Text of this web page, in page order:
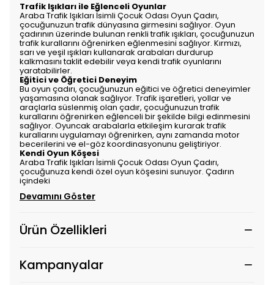
Trafik Işıkları ile Eğlenceli Oyunlar
Araba Trafik Işıkları İsimli Çocuk Odası Oyun Çadırı,
çocuğunuzun trafik dünyasına girmesini sağlıyor. Oyun
çadırının üzerinde bulunan renkli trafik ışıkları, çocuğunuzun
trafik kurallarını öğrenirken eğlenmesini sağlıyor. Kırmızı,
sarı ve yeşil ışıkları kullanarak arabaları durdurup
kalkmasını taklit edebilir veya kendi trafik oyunlarını
yaratabilirler.
Eğitici ve Öğretici Deneyim
Bu oyun çadırı, çocuğunuzun eğitici ve öğretici deneyimler
yaşamasına olanak sağlıyor. Trafik işaretleri, yollar ve
araçlarla süslenmiş olan çadır, çocuğunuzun trafik
kurallarını öğrenirken eğlenceli bir şekilde bilgi edinmesini
sağlıyor. Oyuncak arabalarla etkileşim kurarak trafik
kurallarını uygulamayı öğrenirken, aynı zamanda motor
becerilerini ve el-göz koordinasyonunu geliştiriyor.
Kendi Oyun Köşesi
Araba Trafik Işıkları İsimli Çocuk Odası Oyun Çadırı,
çocuğunuza kendi özel oyun köşesini sunuyor. Çadırın
içindeki
Devamını Göster
Ürün Özellikleri
Kampanyalar